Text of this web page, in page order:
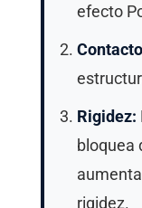
efecto
Rigidez:
bloquea
rigidez.